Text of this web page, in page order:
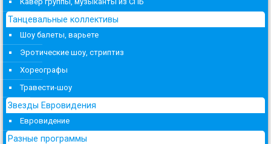
Танцевальные коллективы
Шоу балеты, варьете
Эротические шоу, стриптиз
Хореографы
Травести-шоу
Звезды Евровидения
Евровидение
Разные программы